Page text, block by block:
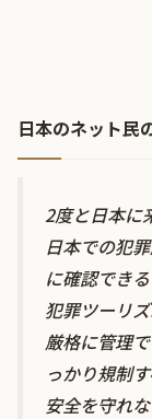
日本のネット民
2度と日本に
日本での犯
に確認でき
犯罪ツーリ
厳格に管理
っかり規制
安全を守れ